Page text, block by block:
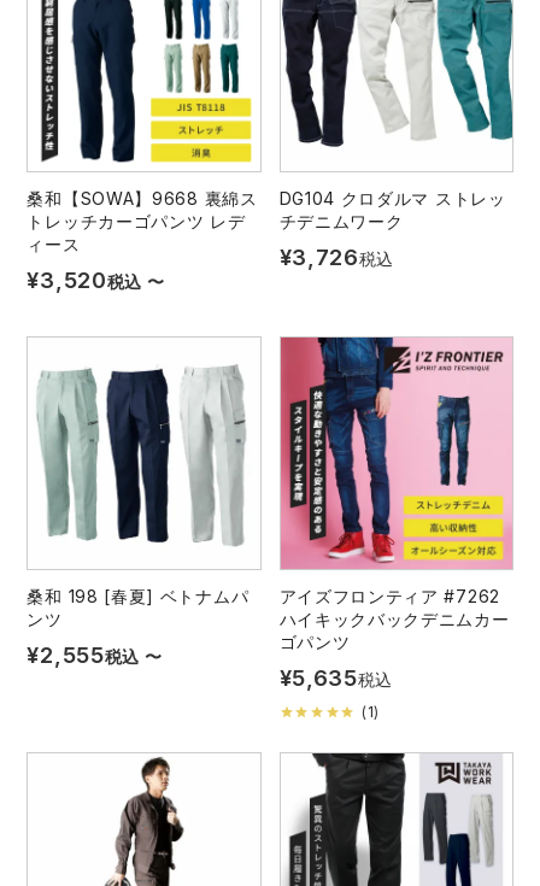
桑和【SOWA】9668 裏綿ス
トレッチカーゴパンツ レデ
ィース
¥3,520税込 〜
DG104 クロダルマ ストレッ
チデニムワーク
¥3,726税込
桑和 198 [春夏] ベトナムパ
ンツ
¥2,555税込 〜
アイズフロンティア #7262
ハイキックバックデニムカー
ゴパンツ
¥5,635税込
(1)